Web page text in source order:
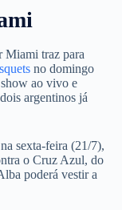
Miami traz para
no domingo
ao vivo e
argentinos já
na sexta-feira (21/7),
o Cruz Azul, do
poderá vestir a